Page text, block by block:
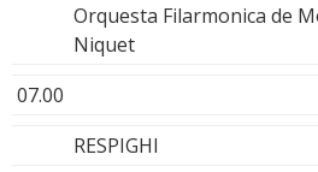
Orquesta Filarmonica de
Niquet
07.00
RESPIGHI